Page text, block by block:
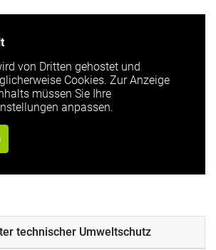
von Dritten gehostet und
Cookies. Zur Anzeige
müssen Sie Ihre
anpassen.
technischer Umweltschutz